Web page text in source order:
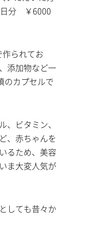
日分 ￥6000
られてお
添加物など一
のカプセルで
、ビタミン、
、赤ちゃんを
るため、美容
ま大変人気が
しても昔々か